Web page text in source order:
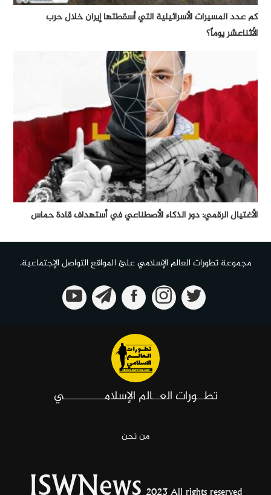
كم عدد المسيرات الأسرائيلية التي أسقطتها إيران خلال حرب
الأثناعشر يوماً؟
الأغتيال الرقمي: دور الذكاء الأصطناعي في أستهداف قادة حماس
مجموعة تطورات العالم الإسلامي علئ المواقع التواصل الإجتماعية.
تطــورات العــالم الإسلامـــــــــــي
من نحن
ISWNews 2023 All rights reserved